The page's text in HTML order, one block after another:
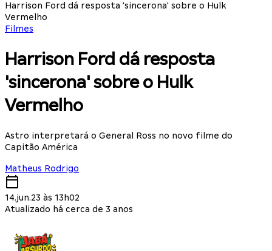
Harrison Ford dá resposta 'sincerona' sobre o Hulk
Vermelho
Filmes
Harrison Ford dá resposta
'sincerona' sobre o Hulk
Vermelho
Astro interpretará o General Ross no novo filme do
Capitão América
Matheus Rodrigo
14.jun.23 às 13h02
Atualizado há cerca de 3 anos